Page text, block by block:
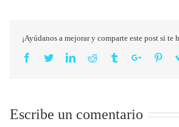
¡Ayúdanos a mejorar y comparte este post si te
Facebook
TwitterLinkedinReddit TumblrGoogle+
Escribe un comentario